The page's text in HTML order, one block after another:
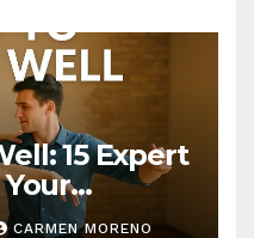
15 Expert
CARMEN MORENO